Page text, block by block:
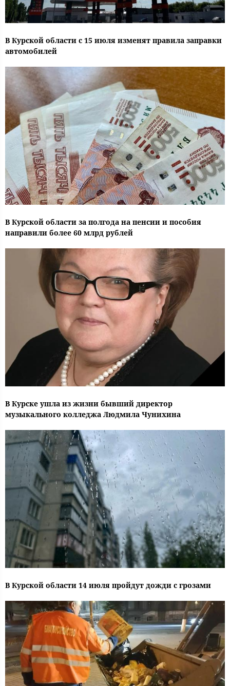
В Курской области с 15 июля изменят правила заправки
автомобилей
В Курской области за полгода на пенсии и пособия
направили более 60 млрд рублей
В Курске ушла из жизни бывший директор
музыкального колледжа Людмила Чунихина
В Курской области 14 июля пройдут дожди с грозами